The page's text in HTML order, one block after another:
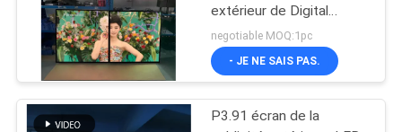
SHOW
AU
SUJETSignes extérieurs de
59
extérieur de Digital
d'affichage à LED de
P3RGB
negotiable MOQ:1pc
- JE NE SAIS PAS.
P3.91 écran de la